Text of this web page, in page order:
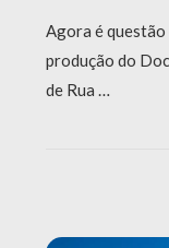
Agora é questão
produção do
de Rua …